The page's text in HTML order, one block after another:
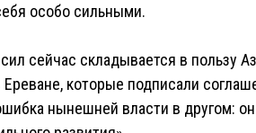
особо сильными.
сейчас складывается в пользу
которые подписали
нынешней власти в другом: